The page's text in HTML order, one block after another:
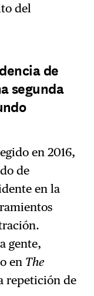
del
de
segunda
en 2016,
de
en la
gente,
en The
repetición de